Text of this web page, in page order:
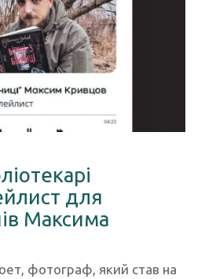
для
Максима
фотограф, який став на